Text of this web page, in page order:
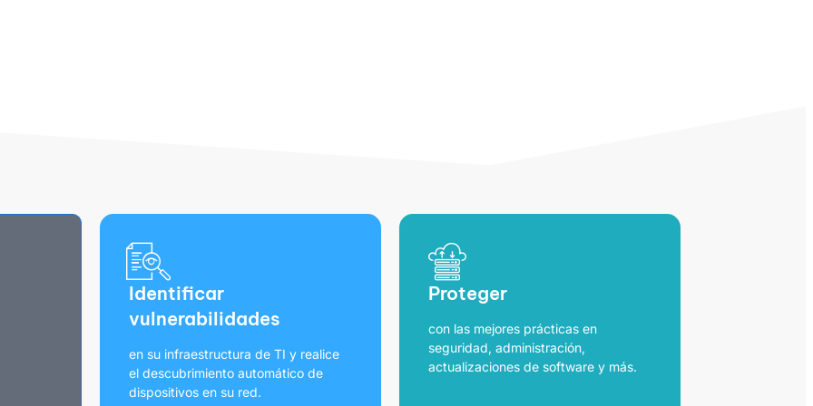
Identificar
vulnerabilidades
en su infraestructura de TI y realice
el descubrimiento automático de
dispositivos en su red.
Proteger
con las mejores prácticas en
seguridad, administración,
actualizaciones de software y más.